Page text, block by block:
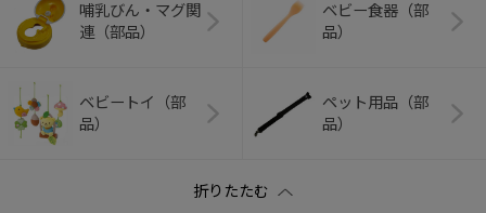
哺乳びん・マグ関
連（部品）
ベビー食器（部
品）
ベビートイ（部
品）
ペット用品（部
品）